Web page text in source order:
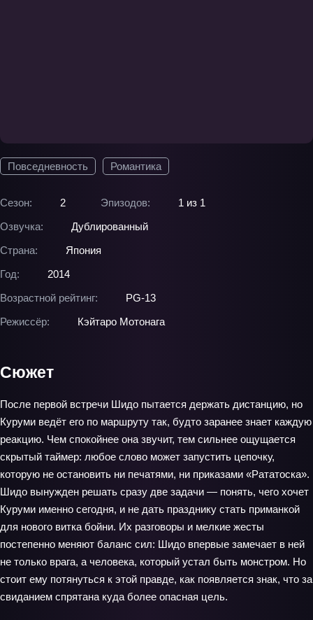
Повседневность Романтика
Сезон: 2 Эпизодов:
1 из 1
Озвучка:
Дублированный
Страна:
Япония
Год:
2014
Возрастной рейтинг:
PG-13
Режиссёр:
Кэйтаро Мотонага
Сюжет
После первой встречи Шидо пытается держать дистанцию, но
Куруми ведёт его по маршруту так, будто заранее знает каждую
реакцию. Чем спокойнее она звучит, тем сильнее ощущается
скрытый таймер: любое слово может запустить цепочку,
которую не остановить ни печатями, ни приказами «Рататоска».
Шидо вынужден решать сразу две задачи — понять, чего хочет
Куруми именно сегодня, и не дать празднику стать приманкой
для нового витка бойни. Их разговоры и мелкие жесты
постепенно меняют баланс сил: Шидо впервые замечает в ней
не только врага, а человека, который устал быть монстром. Но
стоит ему потянуться к этой правде, как появляется знак, что за
свиданием спрятана куда более опасная цель.